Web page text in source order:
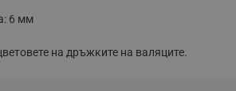
6 мм
на дръжките на валяците.